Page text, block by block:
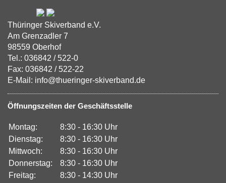
Thüringer Skiverband e.V.
Am Grenzadler 7
98559 Oberhof
Tel.: 036842 / 522-0
Fax: 036842 / 522-22
E-Mail: info@thueringer-skiverband.de
Öffnungszeiten der Geschäftsstelle
Montag:
8:30 - 16:30 Uhr
Dienstag:
8:30 - 16:30 Uhr
Mittwoch:
8:30 - 16:30 Uhr
Donnerstag:
8:30 - 16:30 Uhr
Freitag:
8:30 - 14:30 Uhr